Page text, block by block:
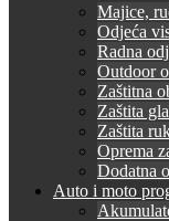
Majice,
Odjeća
Radna
Outdoor
Zaštitna
Zaštita
Zaštita
Oprema
Dodatna
Auto i moto